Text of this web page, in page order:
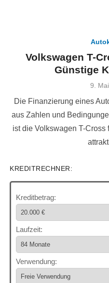
Volkswagen T-
Günstige
9.
Die Finanzierung eines
aus Zahlen und
ist die Volkswagen T-
KREDITRECHNER:
Kreditbetrag:
Laufzeit:
Verwendung: